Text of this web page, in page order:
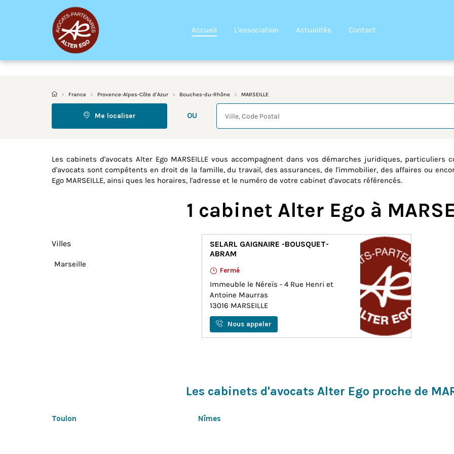
Accueil L'association Actualités Contact
France Provence-Alpes-Côte d'Azur Bouches-du-Rhône MARSEILLE
Me localiser OU
Requête
Les cabinets d'avocats Alter Ego MARSEILLE vous accompagnent dans vos démarches juridiques, particuliers
d'avocats sont compétents en droit de la famille, du travail, des assurances, de l'immobilier, des affaires ou
Ego MARSEILLE, ainsi ques les horaires, l'adresse et le numéro de votre cabinet d'avocats référencés.
1 cabinet Alter Ego à
Villes
Marseille
SELARL GAIGNAIRE -BOUSQUET-
ABRAM
Fermé
Immeuble le Néreïs - 4 Rue Henri et
Antoine Maurras
13016 MARSEILLE
Nous appeler
Les cabinets d'avocats Alter Ego proche de
Toulon Nîmes